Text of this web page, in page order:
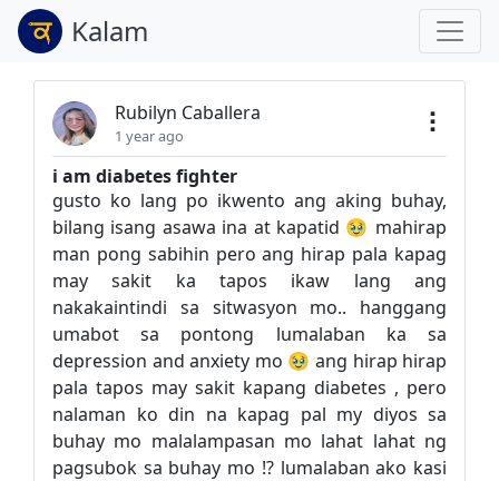
Kalam
Rubilyn Caballera
1 year ago
i am diabetes fighter
gusto ko lang po ikwento ang aking buhay,
bilang isang asawa ina at kapatid 🥹 mahirap
man pong sabihin pero ang hirap pala kapag
may sakit ka tapos ikaw lang ang
nakakaintindi sa sitwasyon mo.. hanggang
umabot sa pontong lumalaban ka sa
depression and anxiety mo 🥹 ang hirap hirap
pala tapos may sakit kapang diabetes , pero
nalaman ko din na kapag pal my diyos sa
buhay mo malalampasan mo lahat lahat ng
pagsubok sa buhay mo !? lumalaban ako kasi